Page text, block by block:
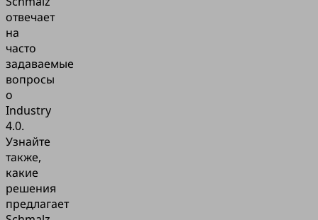
отвечает
на
часто
задаваемые
вопросы
о
Industry
4.0.
Узнайте
также,
какие
решения
предлагает